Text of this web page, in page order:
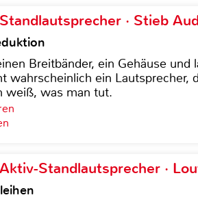
· Stieb
Breitbänder, ein Gehäuse
wahrscheinlich ein Lautsprecher,
weiß, was man tut.
Standlautsprecher ·